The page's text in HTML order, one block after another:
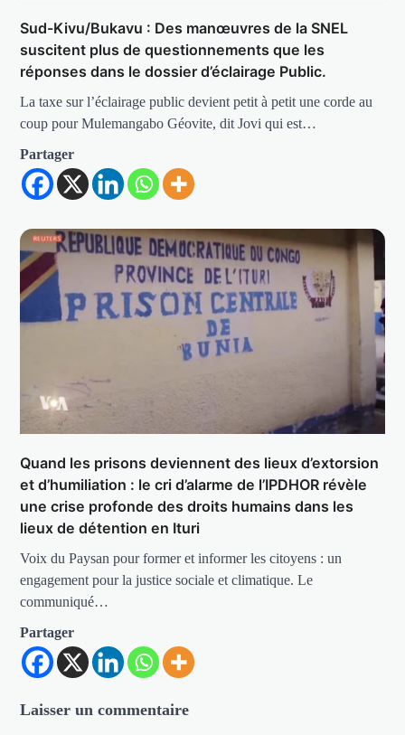
Sud-Kivu/Bukavu : Des manœuvres de la SNEL
suscitent plus de questionnements que les
réponses dans le dossier d’éclairage Public.
La taxe sur l’éclairage public devient petit à petit une corde au
coup pour Mulemangabo Géovite, dit Jovi qui est…
Partager
Quand les prisons deviennent des lieux d’extorsion
et d’humiliation : le cri d’alarme de l’IPDHOR révèle
une crise profonde des droits humains dans les
lieux de détention en Ituri
Voix du Paysan pour former et informer les citoyens : un
engagement pour la justice sociale et climatique. Le
communiqué…
Partager
Laisser un commentaire